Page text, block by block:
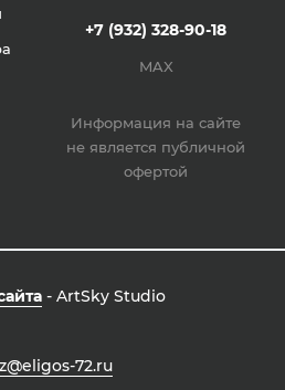
+7 (932) 328-90-18
MAX
Информация на сайте
не является публичной
офертой
- ArtSky Studio
72.ru